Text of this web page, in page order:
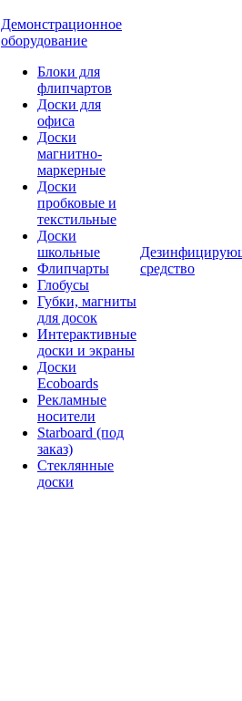
Демонстрационное
оборудование
Блоки для
флипчартов
Доски для
офиса
Доски
магнитно-
маркерные
Доски
пробковые и
текстильные
Доски
школьные
Флипчарты
Глобусы
Губки, магниты
для досок
Интерактивные
доски и экраны
Доски
Ecoboards
Рекламные
носители
Starboard (под
заказ)
Стеклянные
доски
средство